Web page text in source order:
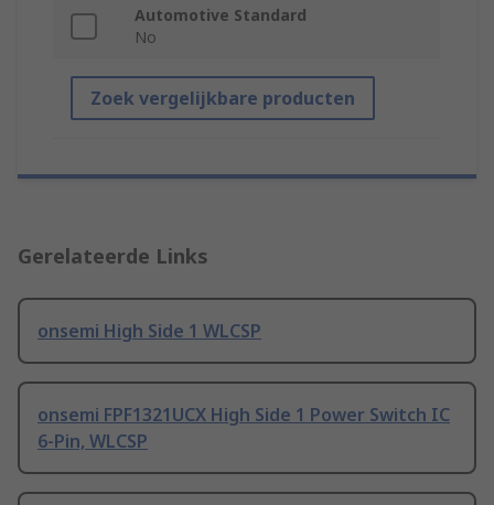
Automotive Standard
No
Zoek vergelijkbare producten
Gerelateerde Links
onsemi High Side 1 WLCSP
onsemi FPF1321UCX High Side 1 Power Switch IC
6-Pin, WLCSP